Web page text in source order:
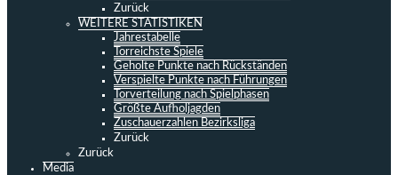
Zurück
WEITERE STATISTIKEN
Jahrestabelle
Torreichste Spiele
Geholte Punkte nach Rückständen
Verspielte Punkte nach Führungen
Torverteilung nach Spielphasen
Größte Aufholjagden
Zuschauerzahlen Bezirksliga
Zurück
Zurück
Media